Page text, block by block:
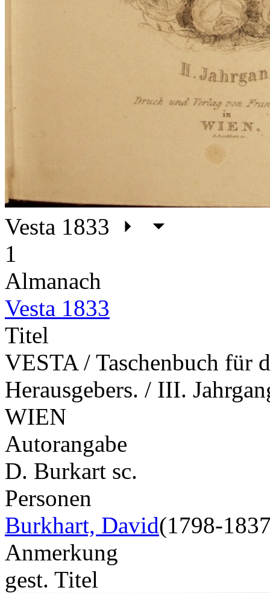
Vesta 1833
1
Almanach
Vesta 1833
Titel
VESTA / Taschenbuch für
Herausgebers. / III.
WIEN
Autorangabe
D. Burkart sc.
Personen
Burkhart, David(1798-
Anmerkung
gest. Titel